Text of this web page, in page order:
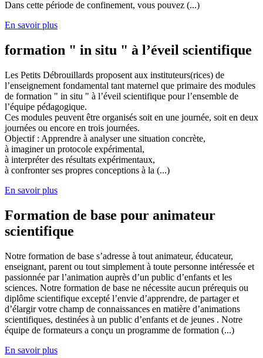
Dans cette période de confinement, vous pouvez (...)
En savoir plus
formation " in situ " à l’éveil scientifique
Les Petits Débrouillards proposent aux instituteurs(rices) de
l’enseignement fondamental tant maternel que primaire des modules
de formation " in situ " à l’éveil scientifique pour l’ensemble de
l’équipe pédagogique.
Ces modules peuvent être organisés soit en une journée, soit en deux
journées ou encore en trois journées.
Objectif : Apprendre à analyser une situation concrète,
à imaginer un protocole expérimental,
à interpréter des résultats expérimentaux,
à confronter ses propres conceptions à la (...)
En savoir plus
Formation de base pour animateur
scientifique
Notre formation de base s’adresse à tout animateur, éducateur,
enseignant, parent ou tout simplement à toute personne intéressée et
passionnée par l’animation auprès d’un public d’enfants et les
sciences. Notre formation de base ne nécessite aucun prérequis ou
diplôme scientifique excepté l’envie d’apprendre, de partager et
d’élargir votre champ de connaissances en matière d’animations
scientifiques, destinées à un public d’enfants et de jeunes . Notre
équipe de formateurs a conçu un programme de formation (...)
En savoir plus